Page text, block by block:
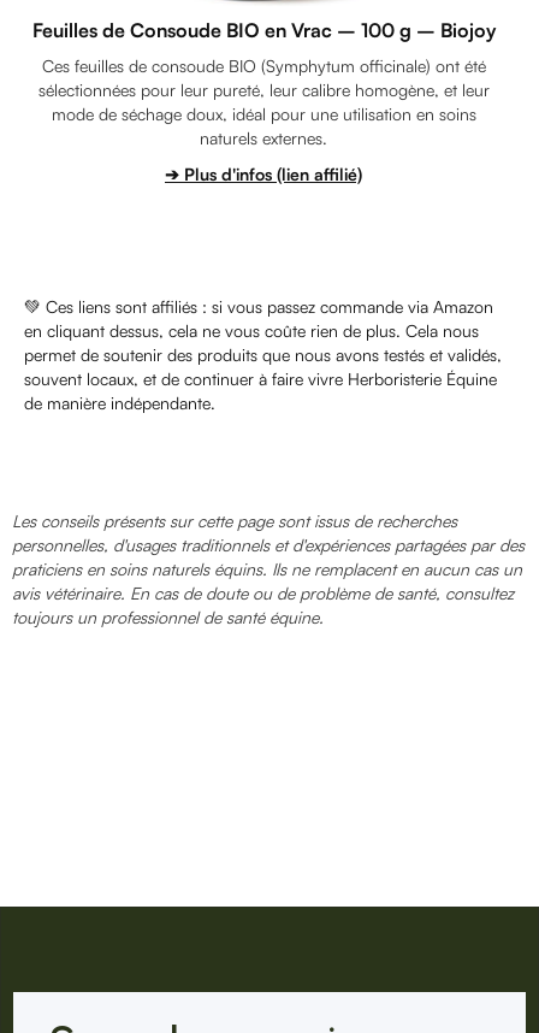
Les conseils présents sur cette page sont issus de recherches
personnelles, d'usages traditionnels et d'expériences partagées par des
praticiens en soins naturels équins. Ils ne remplacent en aucun cas un
avis vétérinaire. En cas de doute ou de problème de santé, consultez
toujours un professionnel de santé équine.
Feuilles de Consoude BIO en Vrac – 100 g – Biojoy
Ces feuilles de consoude BIO (Symphytum officinale) ont été
sélectionnées pour leur pureté, leur calibre homogène, et leur
mode de séchage doux, idéal pour une utilisation en soins
naturels externes.
➔ Plus d'infos (lien affilié)
💚 Ces liens sont affiliés : si vous passez commande via Amazon
en cliquant dessus, cela ne vous coûte rien de plus. Cela nous
permet de soutenir des produits que nous avons testés et validés,
souvent locaux, et de continuer à faire vivre Herboristerie Équine
de manière indépendante.